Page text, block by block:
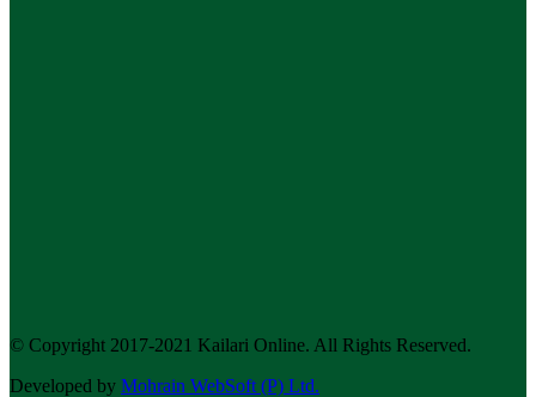
© Copyright 2017-2021 Kailari Online. All Rights Reserved.
Developed by Mohrain WebSoft (P) Ltd.